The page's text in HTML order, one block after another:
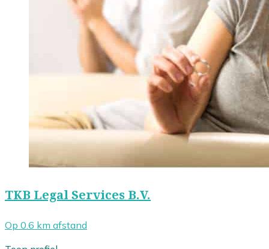
TKB Legal Services B.V.
Op 0.6 km afstand